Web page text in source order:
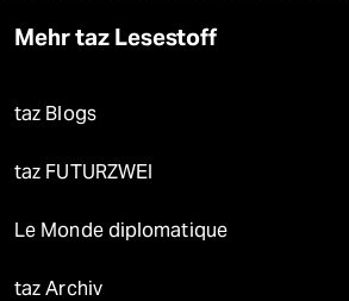
Mehr taz Lesestoff
taz Blogs
taz FUTURZWEI
Le Monde diplomatique
taz Archiv